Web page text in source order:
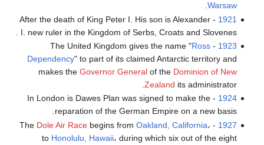
Warsaw
1921
- After the death of King Peter I. His son is Alexander
I. new ruler in the Kingdom of Serbs, Croats and Slovenes .
1923
- The United Kingdom gives the name "
Ross
Dependency" to part of its claimed Antarctic territory and
makes the Governor Generalof the Dominion of New
Zealand its administrator.
1924
- In London is Dawes Plan was signed to make the
reparation of the German Empire on a new basis.
1927
- The
Dole Air Racebegins from Oakland, California،
to Honolulu, Hawaii، during which six out of the eight